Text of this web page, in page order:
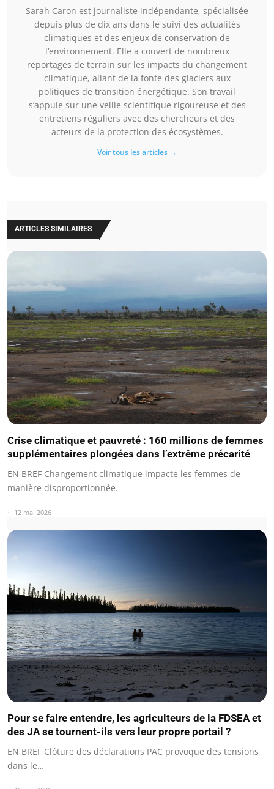
Sarah Caron est journaliste indépendante, spécialisée
depuis plus de dix ans dans le suivi des actualités
climatiques et des enjeux de conservation de
l’environnement. Elle a couvert de nombreux
reportages de terrain sur les impacts du changement
climatique, allant de la fonte des glaciers aux
politiques de transition énergétique. Son travail
s’appuie sur une veille scientifique rigoureuse et des
entretiens réguliers avec des chercheurs et des
acteurs de la protection des écosystèmes.
Voir tous les articles →
ARTICLES SIMILAIRES
Crise climatique et pauvreté : 160 millions de femmes
supplémentaires plongées dans l’extrême précarité
EN BREF Changement climatique impacte les femmes de
manière disproportionnée.
12 mai 2026
Pour se faire entendre, les agriculteurs de la FDSEA et
des JA se tournent-ils vers leur propre portail ?
EN BREF Clôture des déclarations PAC provoque des tensions
dans le…